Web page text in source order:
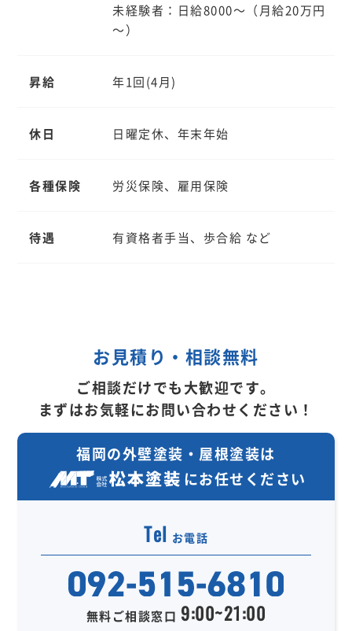
未経験者：日給8000～（月給20万円
～）
昇給 年1回(4月)
休日 日曜定休、年末年始
各種保険 労災保険、雇用保険
待遇 有資格者手当、歩合給 など
お見積り・相談無料
ご相談だけでも大歓迎です。
まずはお気軽にお問い合わせください！
福岡の外壁塗装・屋根塗装は
にお任せください
Tel お電話
無料ご相談窓口 9:00~21:00